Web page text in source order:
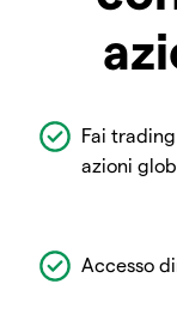
Fai
azioni
Accesso